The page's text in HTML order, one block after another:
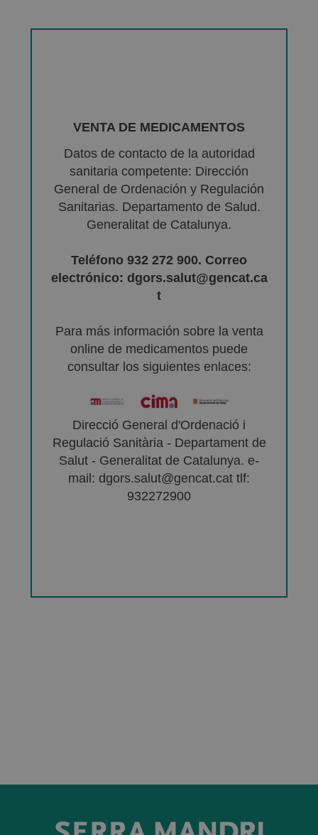
VENTA DE MEDICAMENTOS
Datos de contacto de la autoridad
sanitaria competente: Dirección
General de Ordenación y Regulación
Sanitarias. Departamento de Salud.
Generalitat de Catalunya.
Teléfono 932 272 900. Correo
electrónico: dgors.salut@gencat.ca
t
Para más información sobre la venta
online de medicamentos puede
consultar los siguientes enlaces:
Direcció General d'Ordenació i
Regulació Sanitària - Departament de
Salut - Generalitat de Catalunya. e-
mail: dgors.salut@gencat.cat tlf:
932272900